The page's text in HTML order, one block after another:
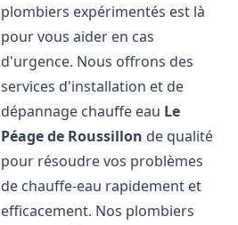
plombiers expérimentés est là
pour vous aider en cas
d'urgence. Nous offrons des
services d'installation et de
dépannage chauffe eau Le
Péage de Roussillon de qualité
pour résoudre vos problèmes
de chauffe-eau rapidement et
efficacement. Nos plombiers